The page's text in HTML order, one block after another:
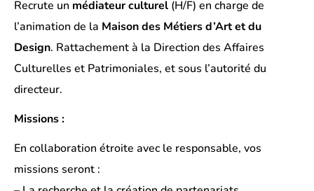
Recrute un médiateur culturel (H/F) en charge de
l’animation de la Maison des Métiers d’Art et du
Design. Rattachement à la Direction des Affaires
Culturelles et Patrimoniales, et sous l’autorité du
directeur.
Missions :
En collaboration étroite avec le responsable, vos
missions seront :